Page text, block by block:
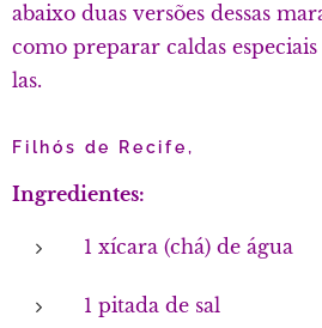
abaixo duas versões dessas
como preparar caldas
las.
Filhós de Recife,
Ingredientes:
1 xícara (chá) de água
1 pitada de sal